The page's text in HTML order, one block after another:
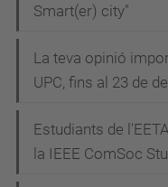
Smart(er) city"
La teva opinió
UPC, fins al 23 de
Estudiants de
la IEEE ComSoc